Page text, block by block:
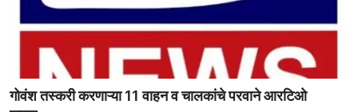
गोवंश तस्करी करणाऱ्या 11 वाहन व चालकांचे परवाने आरटिओ